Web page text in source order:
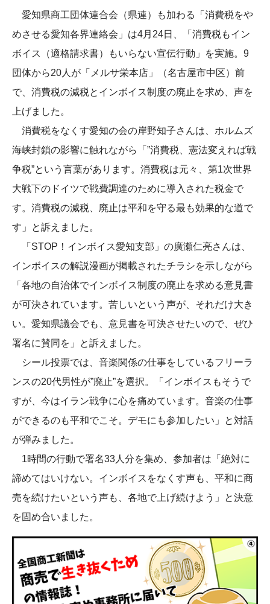
愛知県商工団体連合会（県連）も加わる「消費税をや
めさせる愛知各界連絡会」は4月24日、「消費税もイン
ボイス（適格請求書）もいらない宣伝行動」を実施。9
団体から20人が「メルサ栄本店」（名古屋市中区）前
で、消費税の減税とインボイス制度の廃止を求め、声を
上げました。
消費税をなくす愛知の会の岸野知子さんは、ホルムズ
海峡封鎖の影響に触れながら「”消費税、憲法変えれば戦
争税”という言葉があります。消費税は元々、第1次世界
大戦下のドイツで戦費調達のために導入された税金で
す。消費税の減税、廃止は平和を守る最も効果的な道で
す」と訴えました。
「STOP！インボイス愛知支部」の廣瀬仁亮さんは、
インボイスの解説漫画が掲載されたチラシを示しながら
「各地の自治体でインボイス制度の廃止を求める意見書
が可決されています。苦しいという声が、それだけ大き
い。愛知県議会でも、意見書を可決させたいので、ぜひ
署名に賛同を」と訴えました。
シール投票では、音楽関係の仕事をしているフリーラ
ンスの20代男性が”廃止”を選択。「インボイスもそうで
すが、今はイラン戦争に心を痛めています。音楽の仕事
ができるのも平和でこそ。デモにも参加したい」と対話
が弾みました。
1時間の行動で署名33人分を集め、参加者は「絶対に
諦めてはいけない。インボイスをなくす声も、平和に商
売を続けたいという声も、各地で上げ続けよう」と決意
を固め合いました。